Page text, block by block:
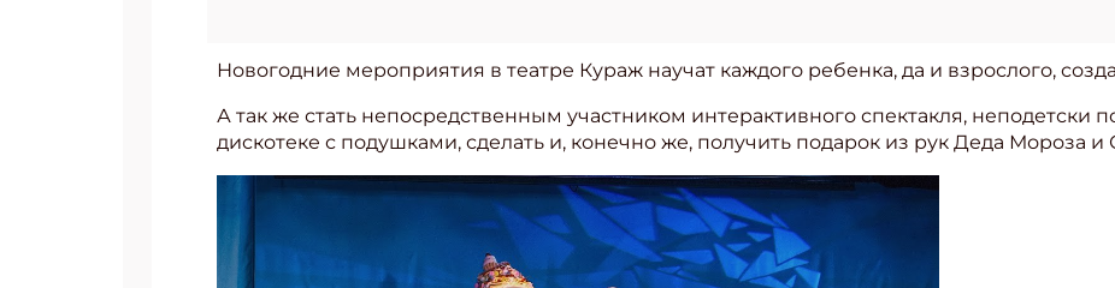
Новогодние мероприятия в театре Кураж научат каждого ребенка, да и взрослого,
А так же стать непосредственным участником интерактивного спектакля, неподетски
дискотеке с подушками, сделать и, конечно же, получить подарок из рук Деда Мороза и